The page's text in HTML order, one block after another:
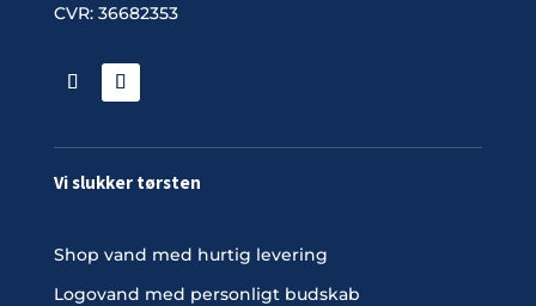
CVR: 36682353
Vi slukker tørsten
Shop vand med hurtig levering
Logovand med personligt budskab